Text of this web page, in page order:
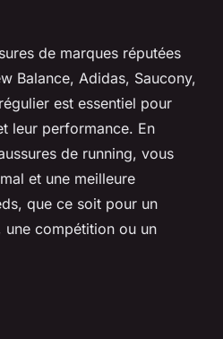
de marques réputées
Balance, Adidas, Saucony,
est essentiel pour
leur performance. En
de running, vous
et une meilleure
que ce soit pour un
une compétition ou un